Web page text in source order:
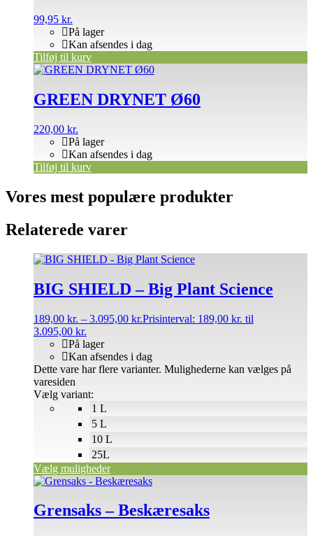
99,95 kr.
På lager
Kan afsendes i dag
Tilføj til kurv
GREEN DRYNET Ø60
220,00 kr.
På lager
Kan afsendes i dag
Tilføj til kurv
Vores mest populære produkter
Relaterede varer
BIG SHIELD – Big Plant Science
189,00 kr. – 3.095,00 kr.Prisinterval: 189,00 kr. til
3.095,00 kr.
På lager
Kan afsendes i dag
Vælg variant:
Vælg muligheder
Dette vare har flere varianter. Mulighederne kan vælges på
varesiden
1 L
5 L
10 L
25L
Grensaks – Beskæresaks